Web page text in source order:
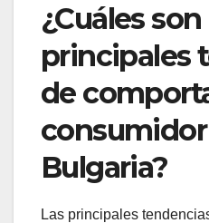
¿Cuáles son
principales
de
Bulgaria?
Las principales